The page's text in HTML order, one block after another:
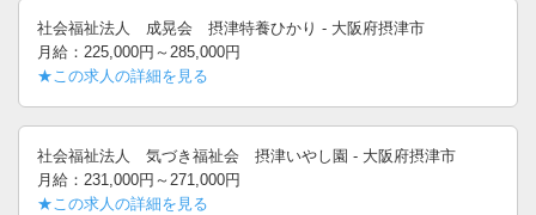
社会福祉法人 成晃会 摂津特養ひかり - 大阪府摂津市
月給：225,000円～285,000円
★この求人の詳細を見る
社会福祉法人 気づき福祉会 摂津いやし園 - 大阪府摂津市
月給：231,000円～271,000円
★この求人の詳細を見る